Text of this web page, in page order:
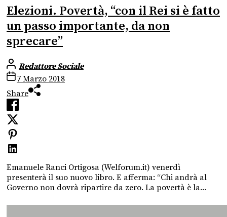
Elezioni. Povertà, “con il Rei si è fatto
un passo importante, da non
sprecare”
Redattore Sociale
7 Marzo 2018
Share
Emanuele Ranci Ortigosa (Welforum.it) venerdì
presenterà il suo nuovo libro. E afferma: “Chi andrà al
Governo non dovrà ripartire da zero. La povertà è la...